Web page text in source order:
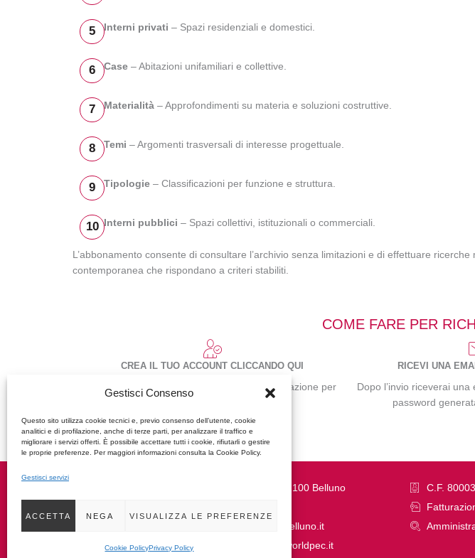
Gestisci Consenso
Questo sito utilizza cookie tecnici e, previo consenso dell’utente, cookie
analitici e di profilazione, anche di terze parti, per analizzare il traffico e
migliorare i servizi offerti. È possibile accettare tutti i cookie, rifiutarli o gestire
le proprie preferenze. Per maggiori informazioni consulta la Cookie Policy.
Gestisci servizi
ACCETTA NEGA VISUALIZZA LE PREFERENZE
Cookie PolicyPrivacy Policy
5 Interni privati – Spazi residenziali e domestici.
6 Case– Abitazioni unifamiliari e collettive.
7 Materialità– Approfondimenti su materia e soluzioni costruttive.
8 Temi – Argomenti trasversali di interesse progettuale.
9 Tipologie– Classificazioni per funzione e struttura.
10 Interni pubblici – Spazi collettivi, istituzionali o commerciali.
L’abbonamento consente di consultare l’archivio senza limitazioni e di effettuare
contemporanea che rispondano a criteri stabiliti.
COME FARE PER
CREA IL TUO ACCOUNT CLICCANDO QUI
In questo modo invierai una richiesta di abilitazione per
RICEVI UNA
Dopo l’invio riceverai
password
Piazza Duomo, 37 | 32100 Belluno
segreteria@architettibelluno.it
oappc.belluno@archiworldpec.it
C.F.